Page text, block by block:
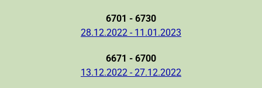
6701 - 6730
28.12.2022 - 11.01.2023
6671 - 6700
13.12.2022 - 27.12.2022